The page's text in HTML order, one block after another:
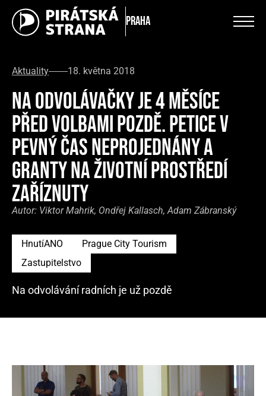
Praha
Aktuality 18. května 2018
NA ODVOLÁVAČKY JE 4 MĚSÍCE
PŘED VOLBAMI POZDĚ. PETICE V
PEVNÝ ČAS NEPROJEDNÁNY A
GRANTY NA ŽIVOTNÍ PROSTŘEDÍ
ZAŘÍZNUTY
Autor: Viktor Mahrik, Ondřej Kallasch, Adam Zábranský
HnutíANO
Prague City Tourism
Zastupitelstvo
Na odvolávání radních je už pozdě